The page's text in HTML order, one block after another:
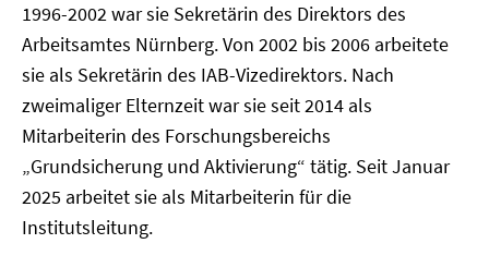
1996-2002 war sie Sekretärin des Direktors des
Arbeitsamtes Nürnberg. Von 2002 bis 2006 arbeitete
sie als Sekretärin des IAB-Vizedirektors. Nach
zweimaliger Elternzeit war sie seit 2014 als
Mitarbeiterin des Forschungsbereichs
„Grundsicherung und Aktivierung“ tätig. Seit Januar
2025 arbeitet sie als Mitarbeiterin für die
Institutsleitung.